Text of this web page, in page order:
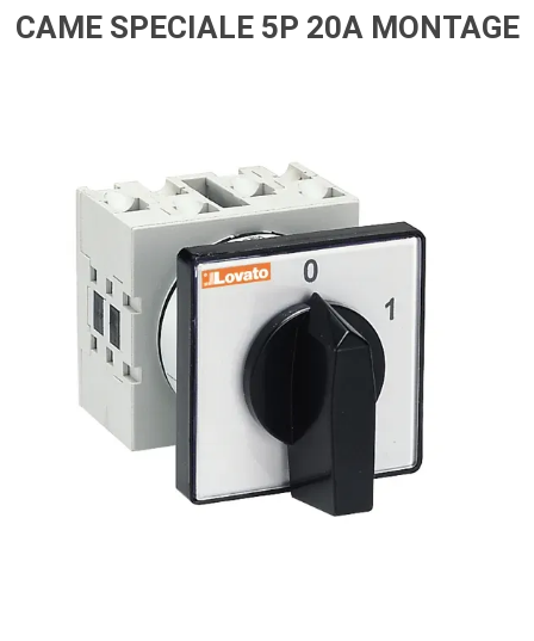
CAME SPECIALE 5P 20A MONTAGE